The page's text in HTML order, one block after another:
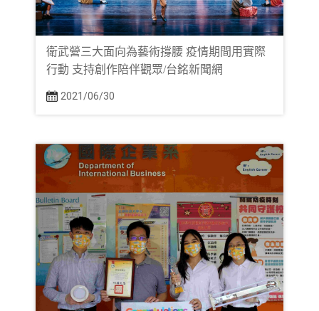
衛武營三大面向為藝術撐腰 疫情期間用實際
行動 支持創作陪伴觀眾/台銘新聞網
2021/06/30